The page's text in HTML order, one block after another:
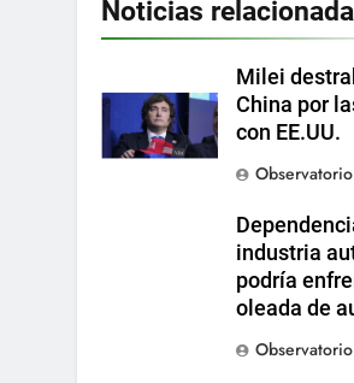
Noticias
Milei
China por
con EE.UU.
Observatorio
industria
podría
oleada de
Observatorio